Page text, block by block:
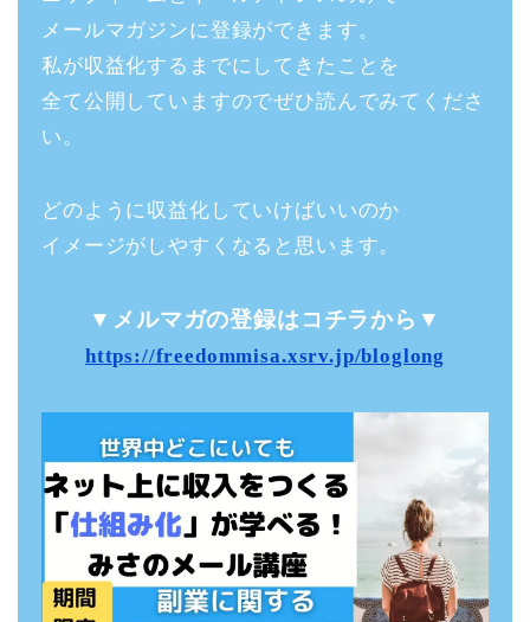
メールマガジンに登録ができます。
私が収益化するまでにしてきたことを
全て公開していますのでぜひ読んでみてくださ
い。
どのように収益化していけばいいのか
イメージがしやすくなると思います。
▼メルマガの登録はコチラから▼
https://freedommisa.xsrv.jp/bloglong